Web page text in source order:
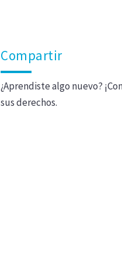
Compartir
¿Aprendiste algo nuevo?
sus derechos.